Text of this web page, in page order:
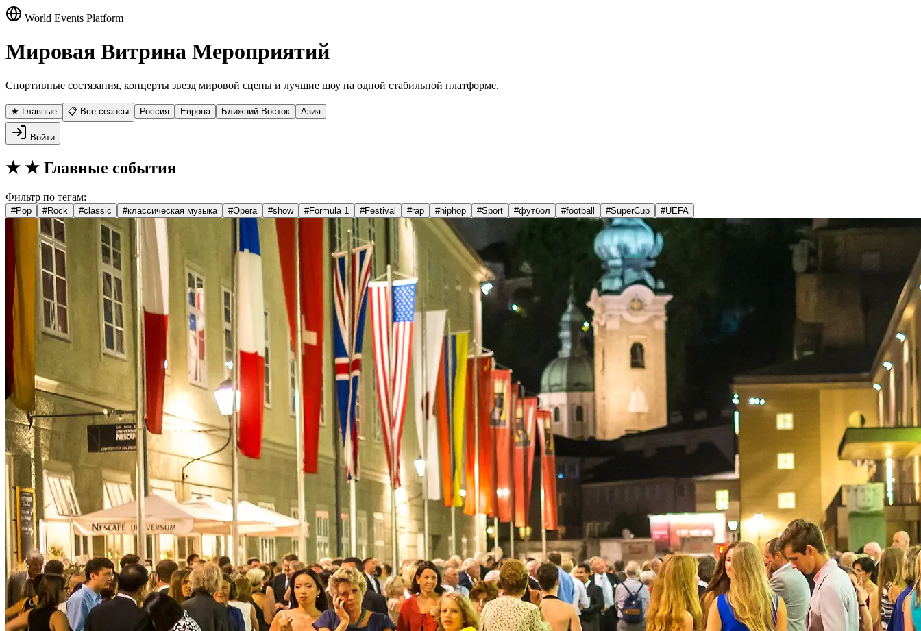
World Events Platform
Мировая Витрина Мероприятий
Спортивные состязания, концерты звезд мировой сцены и лучшие шоу на одной стабильной платформе.
★ Главные 📋 Все сеансы Россия Европа Ближний Восток Азия
Войти
★ ★ Главные события
Фильтр по тегам:
#Pop #Rock #classic #классическая музыка #Opera #show #Formula 1 #Festival #rap #hiphop #Sport #футбол #football #SuperCup #UEFA